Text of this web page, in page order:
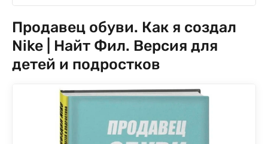
Продавец обуви. Как я создал
Nike | Найт Фил. Версия для
детей и подростков